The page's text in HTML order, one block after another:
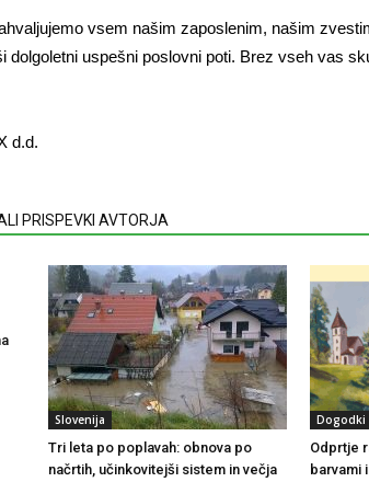
vsem našim zaposlenim, našim
dolgoletni uspešni poslovni poti. Brez vseh vas
d.d.
PRISPEVKI AVTORJA
Slovenija
Tri leta po poplavah: obnova po
načrtih, učinkovitejši sistem in večja
Dogodki
Odprtje
barvami